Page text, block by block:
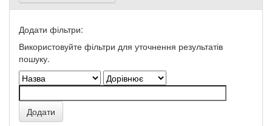
Додати фільтри:
Використовуйте фільтри для уточнення результатів
пошуку.